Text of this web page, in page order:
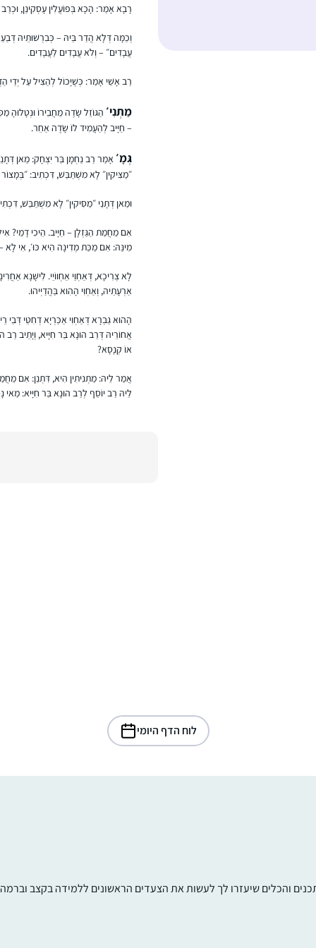
רָבָא אָמַר: הָכָא בְּפוֹעֲלִין עָסְקִינַן,
וְכַמָּה דְּלָא הֲדַר בֵּיהּ – כְּבִרְשׁוּתֵיהּ
עֲבָדִים״ – וְלֹא עֲבָדִים לַעֲבָדִים.
רַב אָשֵׁי אָמַר: כְּשֶׁיָּכוֹל לְהַצִּיל עַל יְדֵי
מַתְנִי׳ הַגּוֹזֵל שָׂדֶה מֵחֲבֵירוֹ וּנְטָלוּהָ
– חַיָּיב לְהַעֲמִיד לוֹ שָׂדֶה אַחֵר.
גְּמָ׳ אָמַר רַב נַחְמָן בַּר יִצְחָק: מַאן
״מַצִּיקִין״ לָא מִשְׁתַּבַּשׁ, דִּכְתִיב: ״בְּמָצוֹר
וּמַאן דְּתָנֵי ״מַסִּיקִין״ לָא מִשְׁתַּבַּשׁ,
אִם מֵחֲמַת הַגַּזְלָן – חַיָּיב. הֵיכִי דָמֵי?
מִינַּהּ: אִם מַכַּת מְדִינָה הִיא כּוּ׳, אִי לָא
לָא צְרִיכָא, דְּאַחְוַי אַחְווֹיֵי. לִישָּׁנָא
אַרְעָתֵיהּ, וְאַחְוִי הָהִוא בַּהֲדַיְיהוּ.
הָהוּא גַּבְרָא דְּאַחְוִי אַכַּרְיָא דְחִטֵּי דְּבֵי
אֲחוֹרֵיהּ דְּרַב הוּנָא בַּר חִיָּיא, וְיָתֵיב
אוֹ קְנָסָא?
אֲמַר לֵיהּ: מַתְנִיתִין הִיא, דִּתְנַן: אִם
לֵיהּ רַב יוֹסֵף לְרַב הוּנָא בַּר חִיָּיא: מַאי
לוח הדף היומי
והכלים שיעזרו לך לעשות את הצעדים הראשונים ללמידה בקצב
התחלתי ללמוד בשנת המדרשה במגדל עוז,